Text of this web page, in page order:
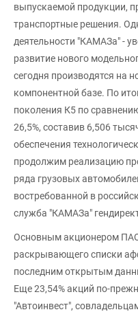
выпускаемой продукции,
транспортные решения.
деятельности "КАМАЗа" -
развитие нового
сегодня производятся на
компонентной базе. По
поколения К5 по
26,5%, составив 6,506
обеспечения
продолжим реализацию
ряда грузовых
востребованной в
служба "КАМАЗа"
Основным акционером
раскрывающего списки
последним открытым
Еще 23,54% акций по-
"Автоинвест",